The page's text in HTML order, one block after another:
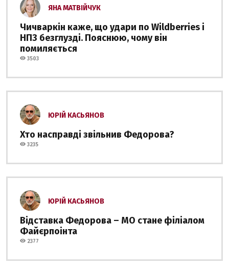
ЯНА МАТВІЙЧУК
Чичваркін каже, що удари по Wildberries і
НПЗ безглузді. Пояснюю, чому він
помиляється
3503
ЮРІЙ КАСЬЯНОВ
Хто насправді звільнив Федорова?
3235
ЮРІЙ КАСЬЯНОВ
Відставка Федорова – МО стане філіалом
Файєрпоінта
2377